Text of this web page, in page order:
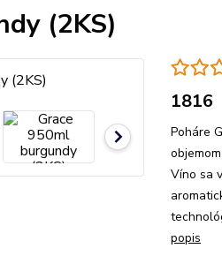
(2KS)
1816
Poháre
Víno sa
popis